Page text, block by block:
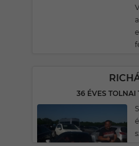
36 ÉVES TOLNAI